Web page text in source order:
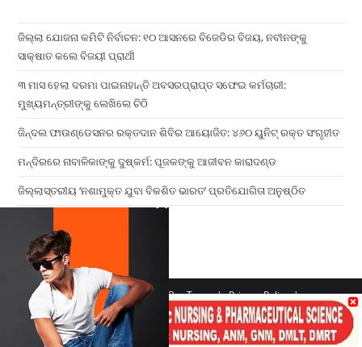
ଜିଲ୍ଲା ଯୋଜନା କମିଟି ନିର୍ବାଚନ: ୧୦ ଆସନରେ ବିଜେଡିର ବିଜୟ, ନବୀନଙ୍କୁ
ସାକ୍ଷାତ କଲେ ବିଜୟୀ ପ୍ରାର୍ଥୀ
୩ ମାସ ହେଲା ଦରମା ପାଇନାହାନ୍ତି ଅବସରପ୍ରାପ୍ତ ସଫେଇ କର୍ମଚାରୀ:
ମୁଖ୍ୟମନ୍ତ୍ରୀଙ୍କୁ ଲେଖିଲେ ଚିଠି
ଜିନ୍ଦଲ ଫାଉଣ୍ଡେସନର ରକ୍ତଦାନ ଶିବିର ଆୟୋଜିତ: ୪୬୦ ୟୁନିଟ୍ ରକ୍ତ ସଂଗୃହୀତ
ମନ୍ଦିରରେ ନାବାଳିକାଙ୍କୁ ଦୁଷ୍କର୍ମ: ପୂଜକଙ୍କୁ ଆଜୀବନ କାରାଦଣ୍ଡ
ଜିଲ୍ଲାସ୍ତରୀୟ ‘ନଶାମୁକ୍ତ ଯୁବା ବିକଶିତ ଭାରତ’ ପ୍ରତିଯୋଗିତା ଅନୁଷ୍ଠିତ
Home Contact us Our Team
Privacy Policy
Terms & Conditions
Copyright 2026 - ATV Angul All Rights Reserved
×